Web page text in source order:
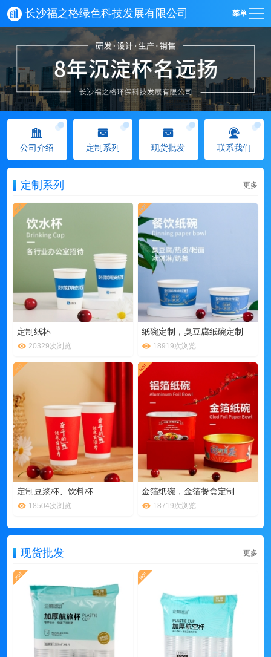
长沙福之格绿色科技发展有限公司 菜单
公司介绍 定制系列 现货批发 联系我们
定制系列 更多
定制纸杯
20329次浏览
纸碗定制，臭豆腐纸碗定制
18919次浏览
定制豆浆杯、饮料杯
18504次浏览
金箔纸碗，金箔餐盒定制
18719次浏览
现货批发 更多